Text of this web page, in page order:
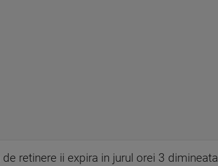
retinere ii expira in jurul orei 3 dimineata